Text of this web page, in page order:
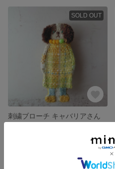
SOLD OUT
刺繍ブローチ キャバリアさん
残り1点